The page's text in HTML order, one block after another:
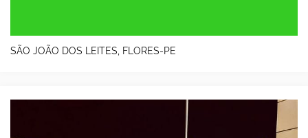
SÃO JOÃO DOS LEITES, FLORES-PE